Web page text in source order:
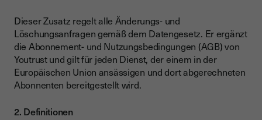
Dieser Zusatz regelt alle Änderungs- und
Löschungsanfragen gemäß dem Datengesetz. Er ergänzt
die Abonnement- und Nutzungsbedingungen (AGB) von
Youtrust und gilt für jeden Dienst, der einem in der
Europäischen Union ansässigen und dort abgerechneten
Abonnenten bereitgestellt wird.
2. Definitionen